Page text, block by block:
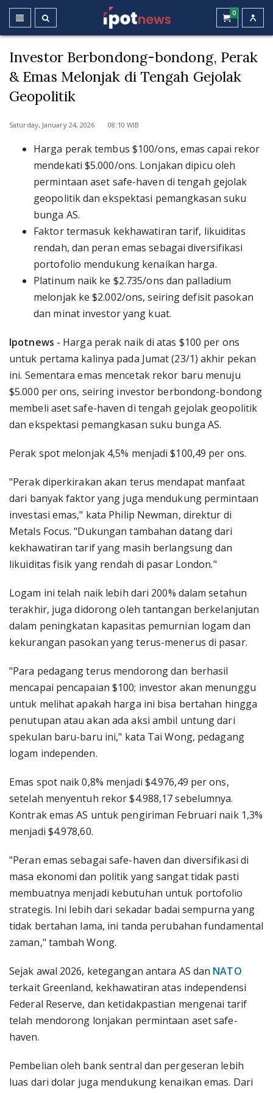
0
Investor Berbondong-bondong, Perak
& Emas Melonjak di Tengah Gejolak
Geopolitik
Saturday, January 24, 2026 08:10 WIB
Harga perak tembus $100/ons, emas capai rekor
mendekati $5.000/ons. Lonjakan dipicu oleh
permintaan aset safe-haven di tengah gejolak
geopolitik dan ekspektasi pemangkasan suku
bunga AS.
Faktor termasuk kekhawatiran tarif, likuiditas
rendah, dan peran emas sebagai diversifikasi
portofolio mendukung kenaikan harga.
Platinum naik ke $2.735/ons dan palladium
melonjak ke $2.002/ons, seiring defisit pasokan
dan minat investor yang kuat.
Ipotnews - Harga perak naik di atas $100 per ons
untuk pertama kalinya pada Jumat (23/1) akhir pekan
ini. Sementara emas mencetak rekor baru menuju
$5.000 per ons, seiring investor berbondong-bondong
membeli aset safe-haven di tengah gejolak geopolitik
dan ekspektasi pemangkasan suku bunga AS.
Perak spot melonjak 4,5% menjadi $100,49 per ons.
"Perak diperkirakan akan terus mendapat manfaat
dari banyak faktor yang juga mendukung permintaan
investasi emas," kata Philip Newman, direktur di
Metals Focus. "Dukungan tambahan datang dari
kekhawatiran tarif yang masih berlangsung dan
likuiditas fisik yang rendah di pasar London."
Logam ini telah naik lebih dari 200% dalam setahun
terakhir, juga didorong oleh tantangan berkelanjutan
dalam peningkatan kapasitas pemurnian logam dan
kekurangan pasokan yang terus-menerus di pasar.
"Para pedagang terus mendorong dan berhasil
mencapai pencapaian $100; investor akan menunggu
untuk melihat apakah harga ini bisa bertahan hingga
penutupan atau akan ada aksi ambil untung dari
spekulan baru-baru ini," kata Tai Wong, pedagang
logam independen.
Emas spot naik 0,8% menjadi $4.976,49 per ons,
setelah menyentuh rekor $4.988,17 sebelumnya.
Kontrak emas AS untuk pengiriman Februari naik 1,3%
menjadi $4.978,60.
"Peran emas sebagai safe-haven dan diversifikasi di
masa ekonomi dan politik yang sangat tidak pasti
membuatnya menjadi kebutuhan untuk portofolio
strategis. Ini lebih dari sekadar badai sempurna yang
tidak bertahan lama, ini tanda perubahan fundamental
zaman," tambah Wong.
Sejak awal 2026, ketegangan antara AS dan NATO
terkait Greenland, kekhawatiran atas independensi
Federal Reserve, dan ketidakpastian mengenai tarif
telah mendorong lonjakan permintaan aset safe-
haven.
Pembelian oleh bank sentral dan pergeseran lebih
luas dari dolar juga mendukung kenaikan emas. Dari